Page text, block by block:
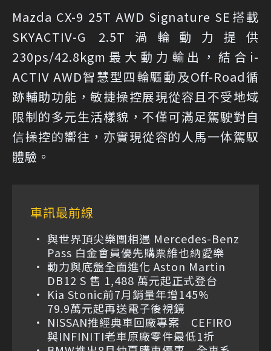
Mazda CX-9 25T AWD Signature SE搭載
SKYACTIV-G 2.5T渦輪動力提供
230ps/42.8kgm最大動力輸出，結合i-
ACTIV AWD智慧型四輪驅動及Off-Road循
跡輔助功能，敏捷操控展現從容且不受地域
限制的多元生活樣貌，不僅可滿足駕駛對自
信操控的嚮往，亦實現從容的人馬一体駕馭
體驗。
車訊最前線
與世界頂尖樂團相遇 Mercedes-Benz
Pass 白金會員優先購票維也納愛樂
動力與底盤全面進化 Aston Martin
DB12 S 售 1,488 萬元起正式登台
Kia Stonic前7月銷量年增145%
79.9萬元起再送電子後視鏡
NISSAN推經典車回廠專案 CEFIRO
與INFINITI老車原廠零件最低1折